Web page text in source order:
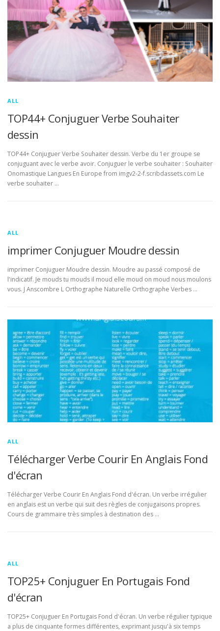
ALL
TOP44+ Conjuguer Verbe Souhaiter
dessin
TOP44+ Conjuguer Verbe Souhaiter dessin. Verbe du 1er groupe se
conjuguant avec le verbe avoir. Conjuguer le verbe souhaiter : Souhaiter
Onomastique Langues En Europe from imgv2-2-f.scribdassets.com Le
verbe souhaiter …
ALL
imprimer Conjuguer Moudre dessin
imprimer Conjuguer Moudre dessin. Moudre au passé composé de
l'indicatif. Je mouds tu mouds il moud elle moud on moud nous moulons
vous. J Anscombre L Orthographe Naturelle Orthographe Verbes …
ALL
Télécharger Verbe Courir En Anglais Fond
d'écran
Télécharger Verbe Courir En Anglais Fond d'écran. Un verbe irrégulier
en anglais est un verbe qui suit des règles de conjugaisons propres.
Cours de grammaire très simples à destination des …
ALL
TOP25+ Conjuguer En Portugais Fond
d'écran
TOP25+ Conjuguer En Portugais Fond d'écran. Un verbe régulier typique
a plus de cinquante formes différentes, exprimant jusqu'à six temps